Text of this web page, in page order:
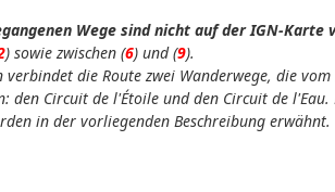
Wege sind nicht auf der IGN-Karte
) sowie zwischen (6) und (9).
die Route zwei Wanderwege, die
Circuit de l'Étoile und den Circuit de l'Eau.
in der vorliegenden Beschreibung erwähnt.